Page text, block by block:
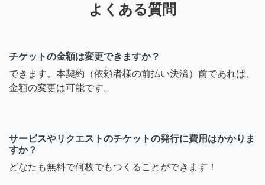
よくある質問
チケットの金額は変更できますか？
できます。本契約（依頼者様の前払い決済）前であれば、
金額の変更は可能です。
サービスやリクエストのチケットの発行に費用はかかりま
すか？
どなたも無料で何枚でもつくることができます！